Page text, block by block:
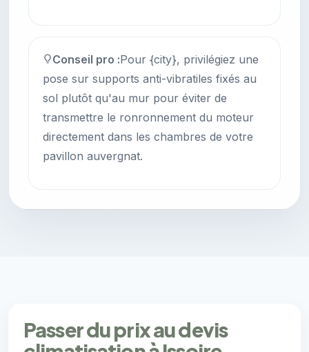
Conseil pro :Pour {city}, privilégiez une
pose sur supports anti-vibratiles fixés au
sol plutôt qu'au mur pour éviter de
transmettre le ronronnement du moteur
directement dans les chambres de votre
pavillon auvergnat.
Passer du prix au devis